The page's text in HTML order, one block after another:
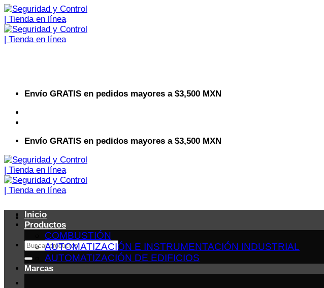
Saltar
al
contenido
Envío GRATIS en pedidos mayores a $3,500 MXN
Envío GRATIS en pedidos mayores a $3,500 MXN
Buscar
Inicio
Productos
COMBUSTIÓN
AUTOMATIZACIÓN E INSTRUMENTACIÓN INDUSTRIAL
AUTOMATIZACIÓN DE EDIFICIOS
Marcas